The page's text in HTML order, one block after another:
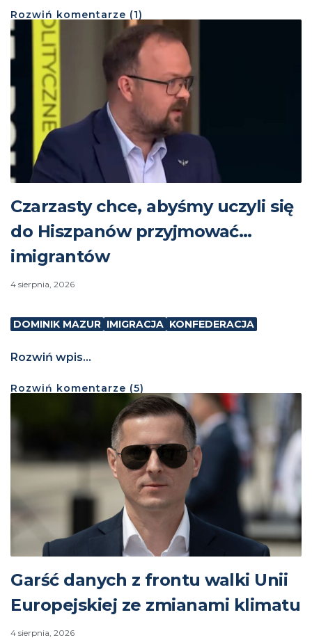
Rozwiń komentarze (1)
Czarzasty chce, abyśmy uczyli się
do Hiszpanów przyjmować…
imigrantów
4 sierpnia, 2026
DOMINIK MAZUR IMIGRACJA KONFEDERACJA
Rozwiń wpis...
Rozwiń komentarze (5)
Garść danych z frontu walki Unii
Europejskiej ze zmianami klimatu
4 sierpnia, 2026